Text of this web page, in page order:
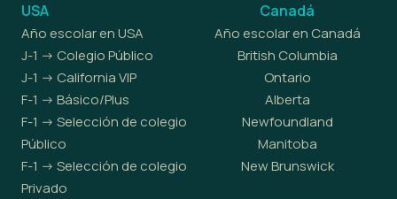
USA
Año escolar en USA
J-1 -> Colegio Público
J-1 -> California VIP
F-1 -> Básico/Plus
F-1 -> Selección de colegio
Público
F-1 -> Selección de colegio
Privado
Canadá
Año escolar en Canadá
British Columbia
Ontario
Alberta
Newfoundland
Manitoba
New Brunswick